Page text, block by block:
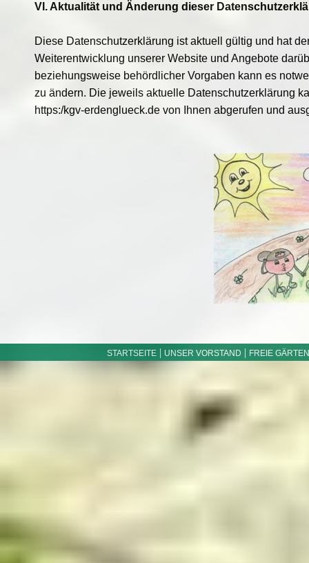
VI. Aktualität und Änderung dieser
Diese Datenschutzerklärung ist aktuell gültig und hat
Weiterentwicklung unserer Website und Angebote
beziehungsweise behördlicher Vorgaben kann es
zu ändern. Die jeweils aktuelle Datenschutzerklärung
https:/kgv-erdenglueck.de von Ihnen abgerufen und
STARTSEITE | UNSER VORSTAND | FREIE GÄRTEN